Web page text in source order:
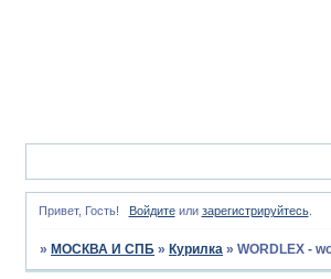
Привет, Гость! Войдитеили зарегистрируйтесь.
» МОСКВА И СПБ » Курилка »WORDLEX -